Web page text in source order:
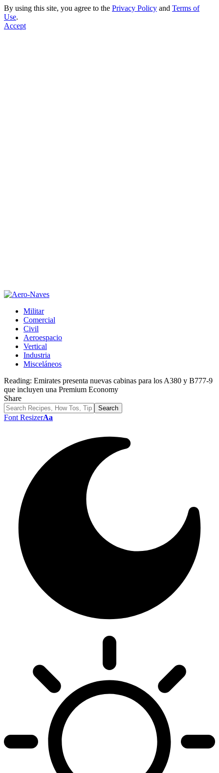
By using this site, you agree to the Privacy Policy and Terms of
Use.
Accept
Militar
Comercial
Civil
Aeroespacio
Vertical
Industria
Misceláneos
Reading: Emirates presenta nuevas cabinas para los A380 y B777-9
que incluyen una Premium Economy
Share
Font ResizerAa